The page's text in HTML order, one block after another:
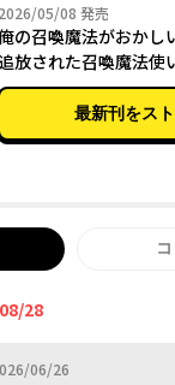
2026/05/08 2026年05月08日
発売
の召喚魔法がおかし
追放された召喚魔法使
召喚して育成チート
最新刊をス
28
06/26
年06月26日